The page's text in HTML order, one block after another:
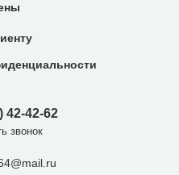
42-42-62
звонок